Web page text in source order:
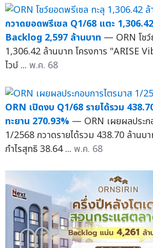
กวาดยอดพรีเซล Q1/68 แตะ
Backlog 2,597 ล้านบาท — ORN โชว์
1,306.42 ล้านบาท โครงการ "ARISE
ไวบ์ ... พ.ค. 68
ORN เปิดงบ Q1/68 รายได้รวม
ทะยาน 270.93% — ORN เผยผลประก
1/2568 กวาดรายได้รวม 438.70 ล้านบ
กำไรสุทธิ 38.64 ... พ.ค. 68